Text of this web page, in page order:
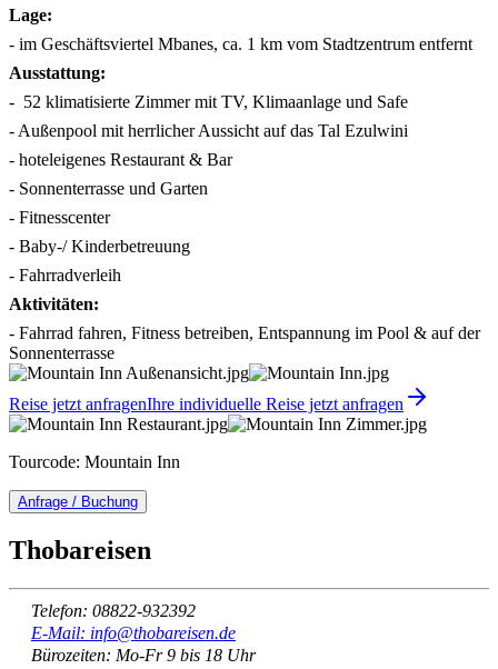
Lage:
- im Geschäftsviertel Mbanes, ca. 1 km vom Stadtzentrum entfernt
Ausstattung:
- 52 klimatisierte Zimmer mit TV, Klimaanlage und Safe
- Außenpool mit herrlicher Aussicht auf das Tal Ezulwini
- hoteleigenes Restaurant & Bar
- Sonnenterrasse und Garten
- Fitnesscenter
- Baby-/ Kinderbetreuung
- Fahrradverleih
Aktivitäten:
- Fahrrad fahren, Fitness betreiben, Entspannung im Pool & auf der
Sonnenterrasse
Reise jetzt anfragenIhre individuelle Reise jetzt anfragen
Tourcode: Mountain Inn
Anfrage / Buchung
Thobareisen
Telefon: 08822-932392
E-Mail: info@thobareisen.de
Bürozeiten: Mo-Fr 9 bis 18 Uhr